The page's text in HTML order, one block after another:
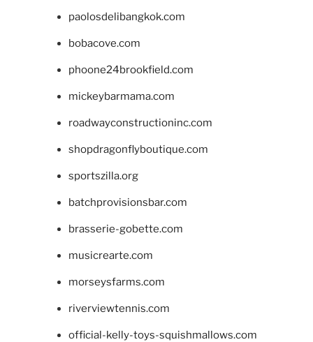
paolosdelibangkok.com
bobacove.com
phoone24brookfield.com
mickeybarmama.com
roadwayconstructioninc.com
shopdragonflyboutique.com
sportszilla.org
batchprovisionsbar.com
brasserie-gobette.com
musicrearte.com
morseysfarms.com
riverviewtennis.com
official-kelly-toys-squishmallows.com